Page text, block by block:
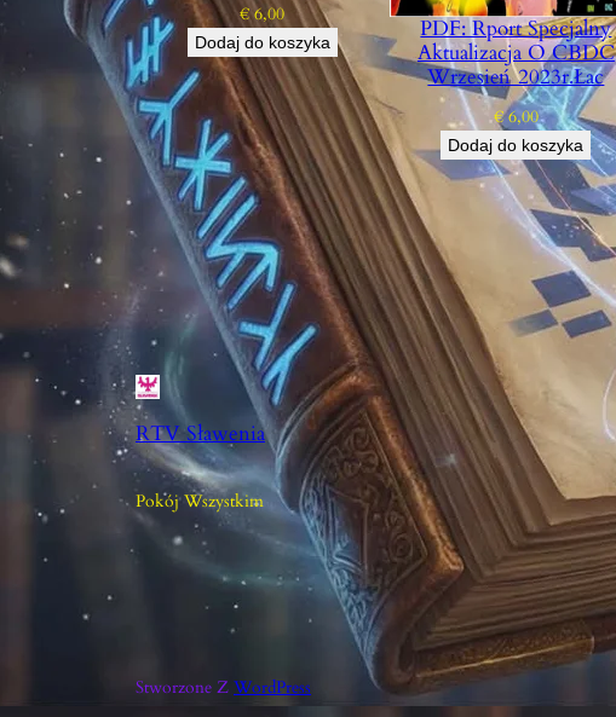
€6,00
Dodaj do koszyka
PDF: Rport Specjalny
Aktualizacja O CBDC
Wrzesień 2023r.łac
€6,00
Dodaj do koszyka
RTV Sławenia
Pokój Wszystkim
Stworzone Z WordPress